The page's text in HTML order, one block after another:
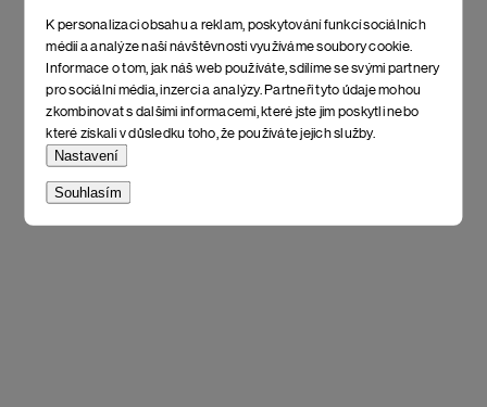
K personalizaci obsahu a reklam, poskytování funkcí sociálních
médií a analýze naší návštěvnosti využíváme soubory cookie.
Informace o tom, jak náš web používáte, sdílíme se svými partnery
pro sociální média, inzerci a analýzy. Partneři tyto údaje mohou
zkombinovat s dalšími informacemi, které jste jim poskytli nebo
které získali v důsledku toho, že používáte jejich služby.
Nastavení
Souhlasím